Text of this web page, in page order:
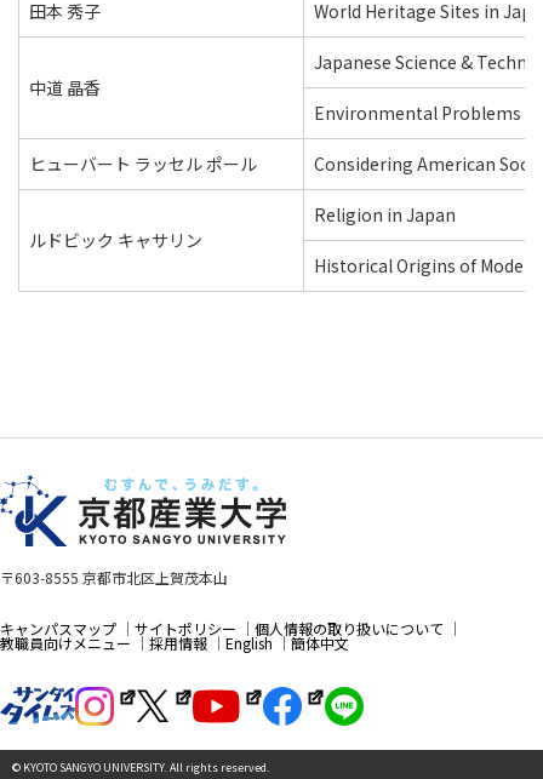
田本 秀子 World Heritage Sites in
中道 晶香
Japanese Science &
Environmental Problems
ヒューバート ラッセル ポール Considering American
ルドビック キャサリン
Religion in Japan
Historical Origins of
〒603-8555 京都市北区上賀茂本山
キャンパスマップ サイトポリシー 個人情報の取り扱いについて
教職員向けメニュー 採用情報 English 簡体中文
© KYOTO SANGYO UNIVERSITY. All rights reserved.